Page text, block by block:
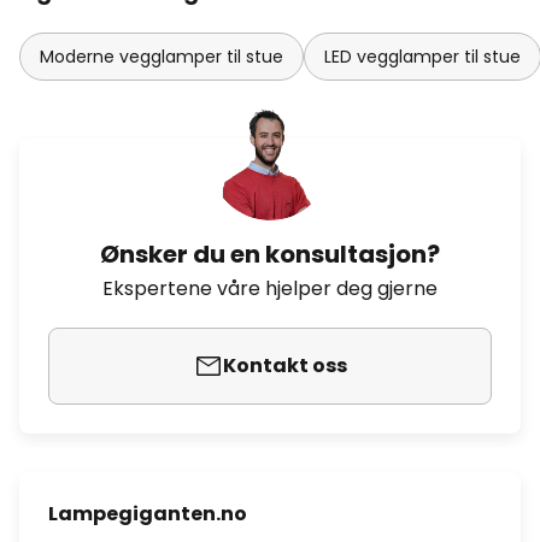
Moderne vegglamper til stue LED vegglamper til stue
Ønsker du en konsultasjon?
Ekspertene våre hjelper deg gjerne
Kontakt oss
Lampegiganten.no